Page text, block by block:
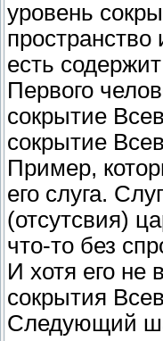
уровень
есть
Первого
сокрытие
сокрытие
Пример,
его слуга.
(отсутсвия)
что-то без
И хотя его не
сокрытия
Следующий